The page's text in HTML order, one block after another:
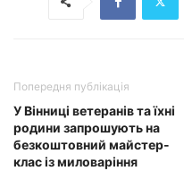
Попередня публікація
У Вінниці ветеранів та їхні
родини запрошують на
безкоштовний майстер-
клас із миловаріння